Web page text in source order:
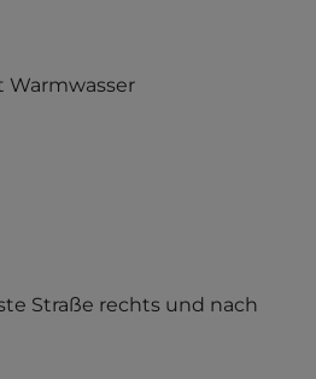
Warmwasser
Straße rechts und nach